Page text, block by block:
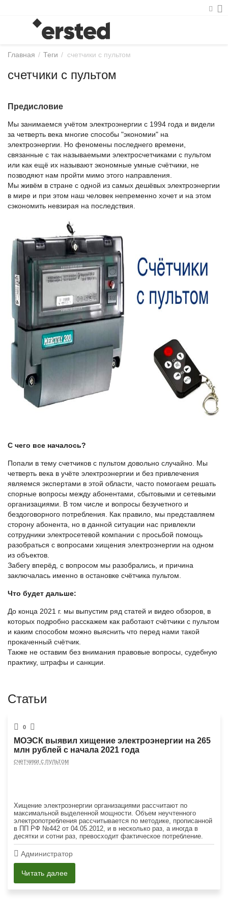
Главная / Теги / счетчики с пультом
счетчики с пультом
Предисловие
Мы занимаемся учётом электроэнергии с 1994 года и видели
за четверть века многие способы "экономии" на
электроэнергии. Но феномены последнего времени,
связанные с так называемыми электросчетчиками с пультом
или как ещё их называют экономные умные счётчики, не
позводяют нам пройти мимо этого направления.
Мы живём в стране с одной из самых дешёвых электроэнергии
в мире и при этом наш человек непременно хочет и на этом
сэкономить невзирая на последствия.
С чего все началось?
Попали в тему счетчиков с пультом довольно случайно. Мы
четверть века в учёте электроэнергии и без привлечения
являемся экспертами в этой области, часто помогаем решать
спорные вопросы между абонентами, сбытовыми и сетевыми
организациями. В том числе и вопросы безучетного и
бездоговорного потребления. Как правило, мы представляем
сторону абонента, но в данной ситуации нас привлекли
сотрудники электросетевой компании с просьбой помощь
разобраться с вопросами хищения электроэнергии на одном
из объектов.
Забегу вперёд, с вопросом мы разобрались, и причина
заключалась именно в остановке счётчика пультом.
Что будет дальше:
До конца 2021 г. мы выпустим ряд статей и видео обзоров, в
которых подробно расскажем как работают счётчики с пультом
и каким способом можно выяснить что перед нами такой
прокаченный счётчик.
Также не оставим без внимания правовые вопросы, судебную
практику, штрафы и санкции.
Статьи
0
МОЭСК выявил хищение электроэнергии на 265
млн рублей с начала 2021 года
счетчики с пультом
Хищение электроэнергии организациями рассчитают по
максимальной выделенной мощности. Объем неучтенного
электропотребления рассчитывается по методике, прописанной
в ПП РФ №442 от 04.05.2012, и в несколько раз, а иногда в
десятки и сотни раз, превосходит фактическое потребление.
Читать далее
Администратор